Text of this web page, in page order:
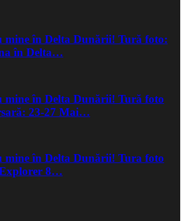
mine în Delta Dunării! Tură foto:
în Delta…
mine în Delta Dunării! Tură foto
23-27 Mai…
mine în Delta Dunării! Tura foto
8…